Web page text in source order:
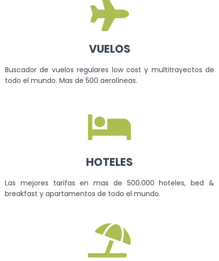
VUELOS
Buscador de vuelos regulares low cost y multitrayectos de
todo el mundo. Mas de 500 aerolíneas.
HOTELES
Las mejores tarifas en mas de 500.000 hoteles, bed &
breakfast y apartamentos de todo el mundo.